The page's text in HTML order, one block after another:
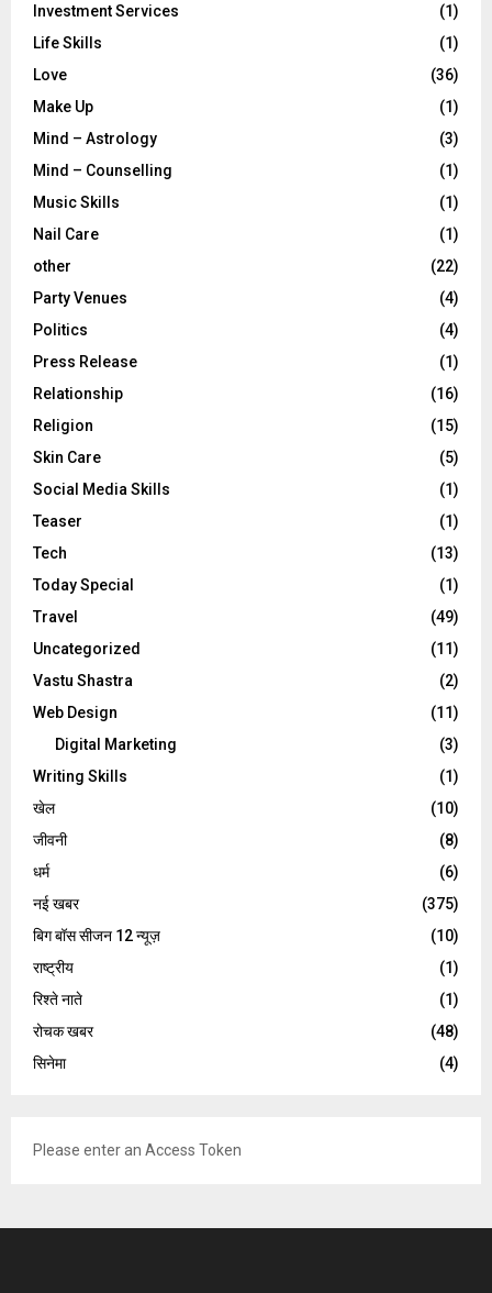
Investment Services
(1)
Life Skills
(1)
Love
(36)
Make Up
(1)
Mind – Astrology
(3)
Mind – Counselling
(1)
Music Skills
(1)
Nail Care
(1)
other
(22)
Party Venues
(4)
Politics
(4)
Press Release
(1)
Relationship
(16)
Religion
(15)
Skin Care
(5)
Social Media Skills
(1)
Teaser
(1)
Tech
(13)
Today Special
(1)
Travel
(49)
Uncategorized
(11)
Vastu Shastra
(2)
Web Design
(11)
Digital Marketing
(3)
Writing Skills
(1)
खेल
(10)
जीवनी
(8)
धर्म
(6)
नई खबर
(375)
बिग बॉस सीजन 12 न्यूज़
(10)
राष्ट्रीय
(1)
रिश्ते नाते
(1)
रोचक खबर
(48)
सिनेमा
(4)
Please enter an Access Token